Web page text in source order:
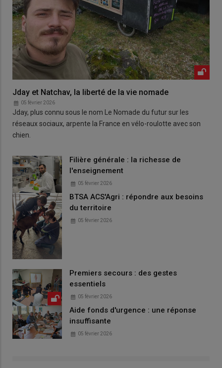
Jday et Natchav, la liberté de la vie nomade
05 février 2026
Jday, plus connu sous le nom Le Nomade du futur sur les
réseaux sociaux, arpente la France en vélo-roulotte avec son
chien.
Filière générale : la richesse de
l'enseignement
05 février 2026
BTSA ACS'Agri : répondre aux besoins
du territoire
05 février 2026
Premiers secours : des gestes
essentiels
05 février 2026
Aide fonds d'urgence : une réponse
insuffisante
05 février 2026